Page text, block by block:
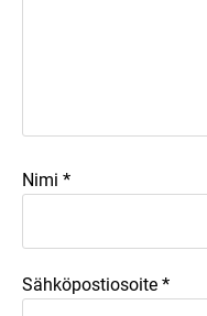
Nimi *
Sähköpostiosoite *